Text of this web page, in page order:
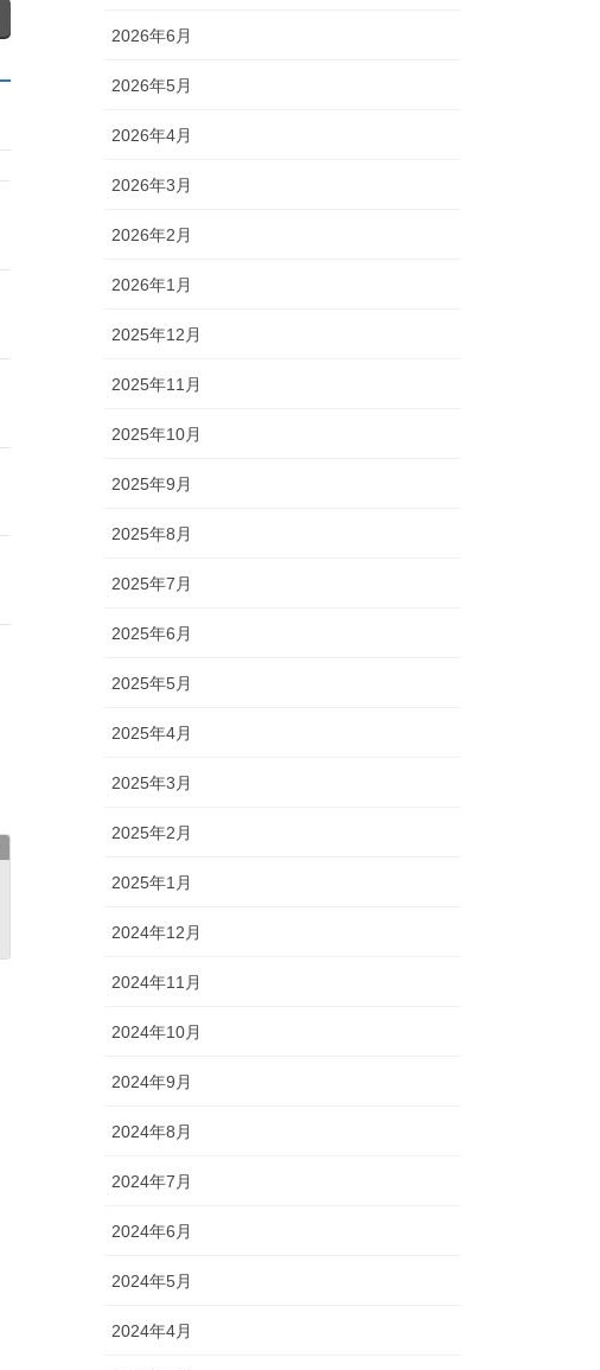
2026年6月
2026年5月
2026年4月
2026年3月
2026年2月
2026年1月
2025年12月
2025年11月
2025年10月
2025年9月
2025年8月
2025年7月
2025年6月
2025年5月
2025年4月
2025年3月
2025年2月
2025年1月
2024年12月
2024年11月
2024年10月
2024年9月
2024年8月
2024年7月
2024年6月
2024年5月
2024年4月